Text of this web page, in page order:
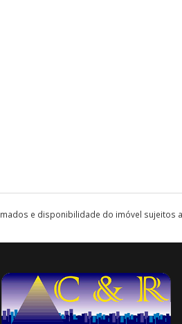
e disponibilidade do imóvel sujeitos